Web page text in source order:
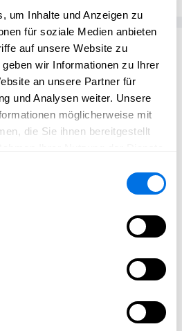
um Inhalte und Anzeigen zu
für soziale Medien anbieten
auf unsere Website zu
wir Informationen zu Ihrer
an unsere Partner für
und Analysen weiter. Unsere
möglicherweise mit
die Sie ihnen bereitgestellt